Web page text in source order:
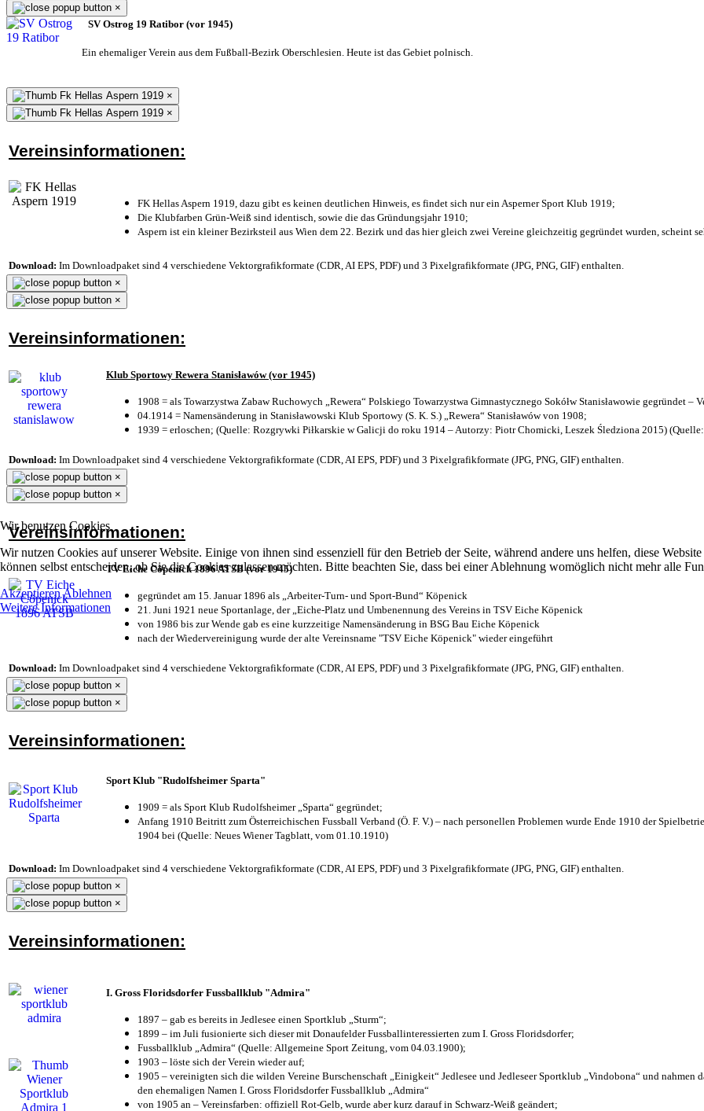
Wir benutzen Cookies
Wir nutzen Cookies auf unserer Website. Einige von ihnen sind essenziell für den Betrieb der Seite, während andere uns helfen, diese
können selbst entscheiden, ob Sie die Cookies zulassen möchten. Bitte beachten Sie, dass bei einer Ablehnung womöglich nicht mehr alle
AkzeptierenAblehnen
Weitere Informationen
×
SV Ostrog 19 Ratibor (vor 1945)
Ein ehemaliger Verein aus dem Fußball-Bezirk Oberschlesien. Heute ist das Gebiet polnisch.
×
×
Vereinsinformationen:
FK Hellas Aspern 1919, dazu gibt es keinen deutlichen Hinweis, es findet sich nur ein Asperner Sport Klub 1919;
Die Klubfarben Grün-Weiß sind identisch, sowie die das Gründungsjahr 1910;
Aspern ist ein kleiner Bezirksteil aus Wien dem 22. Bezirk und das hier gleich zwei Vereine gleichzeitig gegründet wurden, scheint
Download: Im Downloadpaket sind 4 verschiedene Vektorgrafikformate (CDR, AI EPS, PDF) und 3 Pixelgrafikformate (JPG, PNG, GIF) enthalten.
×
×
Vereinsinformationen:
Klub Sportowy Rewera Stanisławów (vor 1945)
1908 = als Towarzystwa Zabaw Ruchowych „Rewera“ Polskiego Towarzystwa Gimnastycznego Sokółw Stanisławowie gegründet –
04.1914 = Namensänderung in Stanisławowski Klub Sportowy (S. K. S.) „Rewera“ Stanisławów von 1908;
1939 = erloschen; (Quelle: Rozgrywki Piłkarskie w Galicji do roku 1914 – Autorzy: Piotr Chomicki, Leszek Śledziona 2015) (Quelle:
Download: Im Downloadpaket sind 4 verschiedene Vektorgrafikformate (CDR, AI EPS, PDF) und 3 Pixelgrafikformate (JPG, PNG, GIF) enthalten.
×
×
Vereinsinformationen:
TV Eiche Cöpenick 1896 ATSB (vor 1945)
gegründet am 15. Januar 1896 als „Arbeiter-Turn- und Sport-Bund“ Köpenick
21. Juni 1921 neue Sportanlage, der „Eiche-Platz und Umbenennung des Vereins in TSV Eiche Köpenick
von 1986 bis zur Wende gab es eine kurzzeitige Namensänderung in BSG Bau Eiche Köpenick
nach der Wiedervereinigung wurde der alte Vereinsname "TSV Eiche Köpenick" wieder eingeführt
Download: Im Downloadpaket sind 4 verschiedene Vektorgrafikformate (CDR, AI EPS, PDF) und 3 Pixelgrafikformate (JPG, PNG, GIF) enthalten.
×
×
Vereinsinformationen:
Sport Klub "Rudolfsheimer Sparta"
1909 = als Sport Klub Rudolfsheimer „Sparta“ gegründet;
Anfang 1910 Beitritt zum Österreichischen Fussball Verband (Ö. F. V.) – nach personellen Problemen wurde Ende 1910 der
1904 bei (Quelle: Neues Wiener Tagblatt, vom 01.10.1910)
Download: Im Downloadpaket sind 4 verschiedene Vektorgrafikformate (CDR, AI EPS, PDF) und 3 Pixelgrafikformate (JPG, PNG, GIF) enthalten.
×
×
Vereinsinformationen:
I. Gross Floridsdorfer Fussballklub "Admira"
1897 – gab es bereits in Jedlesee einen Sportklub „Sturm“;
1899 – im Juli fusionierte sich dieser mit Donaufelder Fussballinteressierten zum I. Gross Floridsdorfer;
Fussballklub „Admira“ (Quelle: Allgemeine Sport Zeitung, vom 04.03.1900);
1903 – löste sich der Verein wieder auf;
1905 – vereinigten sich die wilden Vereine Burschenschaft „Einigkeit“ Jedlesee und Jedleseer Sportklub „Vindobona“ und nahmen
den ehemaligen Namen I. Gross Floridsdorfer Fussballklub „Admira“
von 1905 an – Vereinsfarben: offiziell Rot-Gelb, wurde aber kurz darauf in Schwarz-Weiß geändert;